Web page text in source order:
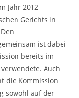
Jahr 2012
Gerichts in
ist dabei
bereits im
Auch
die Kommission
sowohl auf der